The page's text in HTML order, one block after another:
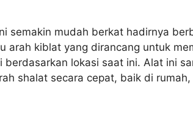
semakin mudah berkat hadirnya
arah kiblat yang dirancang untuk
lokasi saat ini. Alat ini
shalat secara cepat, baik di